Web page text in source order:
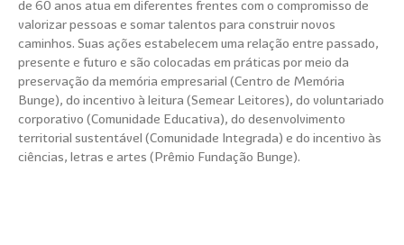
de 60 anos atua em diferentes frentes com o compromisso de
valorizar pessoas e somar talentos para construir novos
caminhos. Suas ações estabelecem uma relação entre passado,
presente e futuro e são colocadas em práticas por meio da
preservação da memória empresarial (Centro de Memória
Bunge), do incentivo à leitura (Semear Leitores), do voluntariado
corporativo (Comunidade Educativa), do desenvolvimento
territorial sustentável (Comunidade Integrada) e do incentivo às
ciências, letras e artes (Prêmio Fundação Bunge).